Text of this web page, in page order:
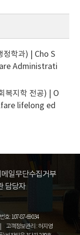
정학과) | Cho S
Administrati
복지학 전공) | O
lifelong ed
메일무단수집거부
담당자
호: 107-87-69034
고객정보관리 : 허지영